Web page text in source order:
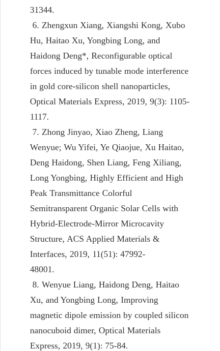
31344.
6. Zhengxun Xiang, Xiangshi Kong, Xubo
Hu, Haitao Xu, Yongbing Long, and
Haidong Deng*, Reconfigurable optical
forces induced by tunable mode interference
in gold core-silicon shell nanoparticles,
Optical Materials Express, 2019, 9(3): 1105-
1117.
7. Zhong Jinyao, Xiao Zheng, Liang
Wenyue; Wu Yifei, Ye Qiaojue, Xu Haitao,
Deng Haidong, Shen Liang, Feng Xiliang,
Long Yongbing, Highly Efficient and High
Peak Transmittance Colorful
Semitransparent Organic Solar Cells with
Hybrid-Electrode-Mirror Microcavity
Structure, ACS Applied Materials &
Interfaces, 2019, 11(51): 47992-
48001.
8. Wenyue Liang, Haidong Deng, Haitao
Xu, and Yongbing Long, Improving
magnetic dipole emission by coupled silicon
nanocuboid dimer, Optical Materials
Express, 2019, 9(1): 75-84.